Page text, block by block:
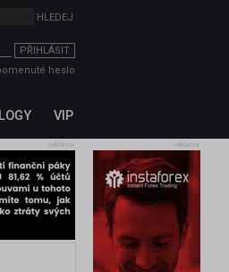
HLEDEJ
PŘIHLÁSIT
heslo
VIP
reklama
reklama